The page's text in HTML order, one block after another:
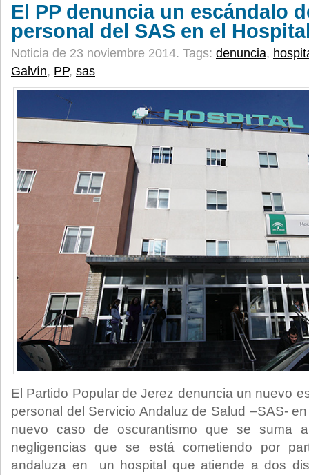
El PP denuncia un escándalo
personal del SAS en el
Noticia de 23 noviembre 2014. Tags: denuncia,
Galvín, PP, sas
El Partido Popular de Jerez denuncia un nuevo
personal del Servicio Andaluz de Salud –SAS-
nuevo caso de oscurantismo que se suma
negligencias que se está cometiendo por
andaluza en un hospital que atiende a dos